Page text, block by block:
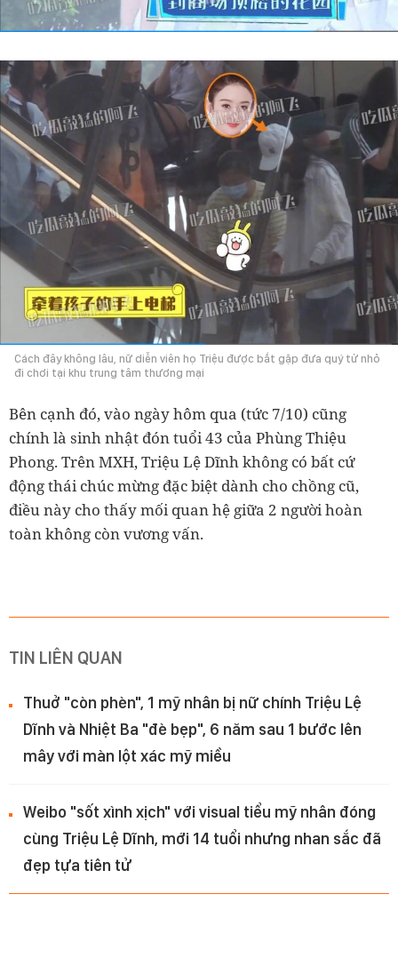
Cách đây không lâu, nữ diễn viên họ Triệu được bắt gặp đưa quý tử nhỏ
đi chơi tại khu trung tâm thương mại
Bên cạnh đó, vào ngày hôm qua (tức 7/10) cũng
chính là sinh nhật đón tuổi 43 của Phùng Thiệu
Phong. Trên MXH, Triệu Lệ Dĩnh không có bất cứ
động thái chúc mừng đặc biệt dành cho chồng cũ,
điều này cho thấy mối quan hệ giữa 2 người hoàn
toàn không còn vương vấn.
TIN LIÊN QUAN
Thuở "còn phèn", 1 mỹ nhân bị nữ chính Triệu Lệ
Dĩnh và Nhiệt Ba "đè bẹp", 6 năm sau 1 bước lên
mây với màn lột xác mỹ miều
Weibo "sốt xình xịch" với visual tiểu mỹ nhân đóng
cùng Triệu Lệ Dĩnh, mới 14 tuổi nhưng nhan sắc đã
đẹp tựa tiên tử